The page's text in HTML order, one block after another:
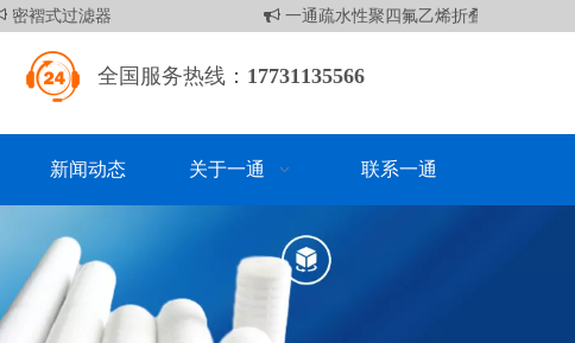
褶式过滤器 一通疏水性聚四氟乙烯折叠滤芯
全国服务热线： 17731135566
新闻动态 关于一通 联系一通